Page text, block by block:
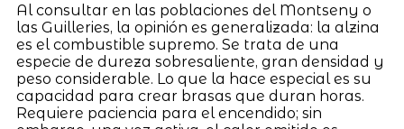
Al consultar en las poblaciones del Montseny o
las Guilleries, la opinión es generalizada: la alzina
es el combustible supremo. Se trata de una
especie de dureza sobresaliente, gran densidad y
peso considerable. Lo que la hace especial es su
capacidad para crear brasas que duran horas.
Requiere paciencia para el encendido; sin